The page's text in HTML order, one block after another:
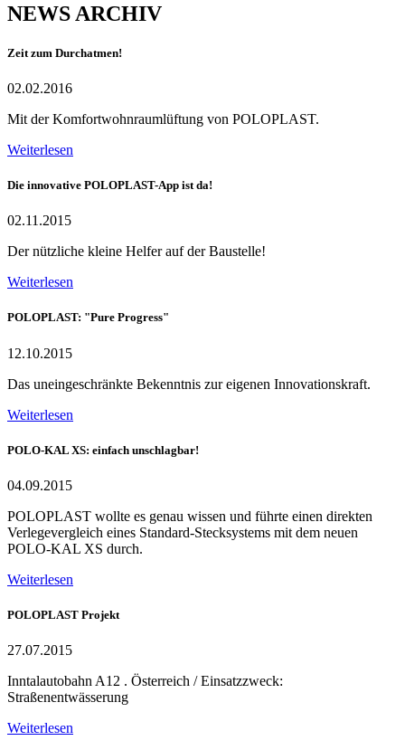
NEWS ARCHIV
Zeit zum Durchatmen!
02.02.2016
Mit der Komfortwohnraumlüftung von POLOPLAST.
Weiterlesen
Die innovative POLOPLAST-App ist da!
02.11.2015
Der nützliche kleine Helfer auf der Baustelle!
Weiterlesen
POLOPLAST: "Pure Progress"
12.10.2015
Das uneingeschränkte Bekenntnis zur eigenen Innovationskraft.
Weiterlesen
POLO-KAL XS: einfach unschlagbar!
04.09.2015
POLOPLAST wollte es genau wissen und führte einen direkten
Verlegevergleich eines Standard-Stecksystems mit dem neuen
POLO-KAL XS durch.
Weiterlesen
POLOPLAST Projekt
27.07.2015
Inntalautobahn A12 . Österreich / Einsatzzweck:
Straßenentwässerung
Weiterlesen